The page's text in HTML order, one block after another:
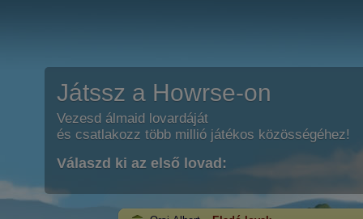
Játssz a Howrse-on
Vezesd álmaid lovardáját
és csatlakozz több millió játékos közösségéhez!
Válaszd ki az első lovad: